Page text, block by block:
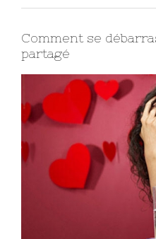
Comment se
partagé